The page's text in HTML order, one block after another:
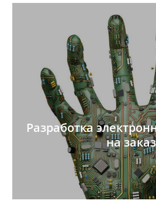
Разработка
на заказ